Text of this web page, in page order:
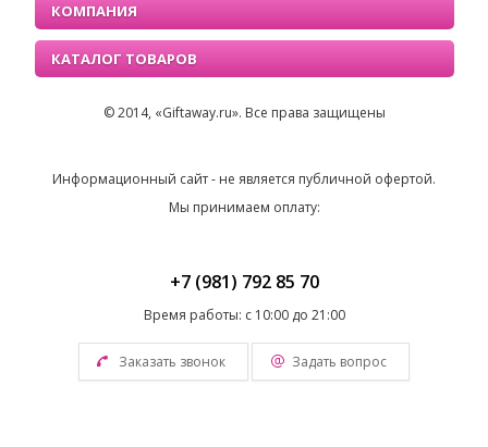
КОМПАНИЯ
КАТАЛОГ ТОВАРОВ
© 2014, «Giftaway.ru». Все права защищены
Информационный сайт - не является публичной офертой.
Мы принимаем оплату:
+7 (981) 792 85 70
Время работы: с 10:00 до 21:00
Заказать звонок Задать вопрос